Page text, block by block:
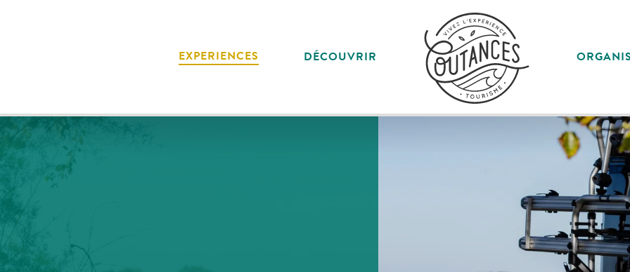
EXPERIENCES DÉCOUVRIR